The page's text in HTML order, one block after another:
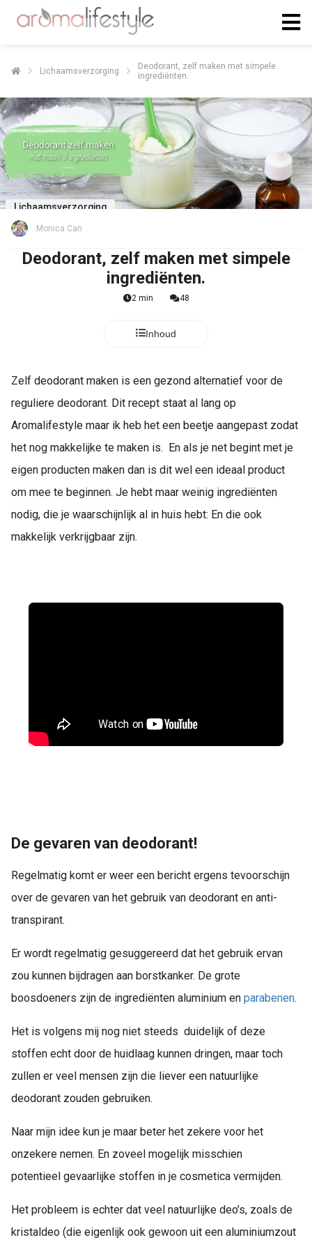
Lichaamsverzorging
Deodorant, zelf maken met simpele
ingrediënten.
Lichaamsverzorging
Monica Can
Deodorant, zelf maken met simpele
ingrediënten.
2 min 48
Inhoud
Zelf deodorant maken is een gezond alternatief voor de
reguliere deodorant. Dit recept staat al lang op
Aromalifestyle maar ik heb het een beetje aangepast zodat
het nog makkelijke te maken is. En als je net begint met je
eigen producten maken dan is dit wel een ideaal product
om mee te beginnen. Je hebt maar weinig ingrediënten
nodig, die je waarschijnlijk al in huis hebt: En die ook
makkelijk verkrijgbaar zijn.
De gevaren van deodorant!
Regelmatig komt er weer een bericht ergens tevoorschijn
over de gevaren van het gebruik van deodorant en anti-
transpirant.
Er wordt regelmatig gesuggereerd dat het gebruik ervan
zou kunnen bijdragen aan borstkanker. De grote
boosdoeners zijn de ingrediënten aluminium en parabenen.
Het is volgens mij nog niet steeds duidelijk of deze
stoffen echt door de huidlaag kunnen dringen, maar toch
zullen er veel mensen zijn die liever een natuurlijke
deodorant zouden gebruiken.
Naar mijn idee kun je maar beter het zekere voor het
onzekere nemen. En zoveel mogelijk misschien
potentieel gevaarlijke stoffen in je cosmetica vermijden.
Het probleem is echter dat veel natuurlijke deo’s, zoals de
kristaldeo (die eigenlijk ook gewoon uit een aluminiumzout